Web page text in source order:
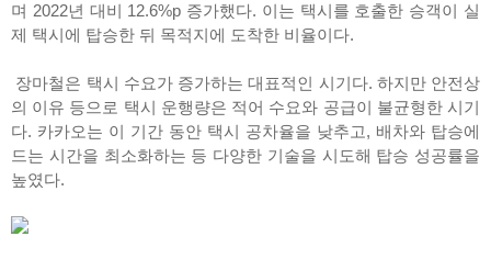
며 2022년 대비 12.6%p 증가했다. 이는 택시를 호출한 승객이 실
제 택시에 탑승한 뒤 목적지에 도착한 비율이다.
장마철은 택시 수요가 증가하는 대표적인 시기다. 하지만 안전상
의 이유 등으로 택시 운행량은 적어 수요와 공급이 불균형한 시기
다. 카카오는 이 기간 동안 택시 공차율을 낮추고, 배차와 탑승에
드는 시간을 최소화하는 등 다양한 기술을 시도해 탑승 성공률을
높였다.